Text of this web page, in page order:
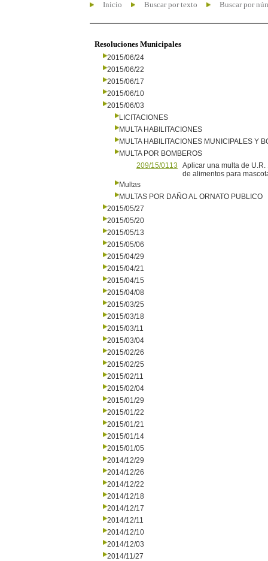
Inicio Buscar por texto Buscar por
Resoluciones Municipales
2015/06/24
2015/06/22
2015/06/17
2015/06/10
2015/06/03
LICITACIONES
MULTA HABILITACIONES
MULTA HABILITACIONES MUNICIPALES Y
MULTA POR BOMBEROS
209/15/0113
Aplicar una multa de
de alimentos para
Multas
MULTAS POR DAÑO AL ORNATO PUBLICO
2015/05/27
2015/05/20
2015/05/13
2015/05/06
2015/04/29
2015/04/21
2015/04/15
2015/04/08
2015/03/25
2015/03/18
2015/03/11
2015/03/04
2015/02/26
2015/02/25
2015/02/11
2015/02/04
2015/01/29
2015/01/22
2015/01/21
2015/01/14
2015/01/05
2014/12/29
2014/12/26
2014/12/22
2014/12/18
2014/12/17
2014/12/11
2014/12/10
2014/12/03
2014/11/27